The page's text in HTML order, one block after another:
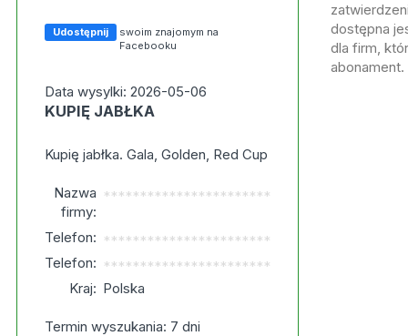
Udostępnij
swoim znajomym na
Facebooku
Data wysylki: 2026-05-06
KUPIĘ JABŁKA
Kupię jabłka. Gala, Golden, Red Cup
Nazwa
firmy:
***********************
Telefon: ***********************
Telefon: ***********************
Kraj: Polska
Termin wyszukania: 7 dni
dostępna
dla firm,
abonament.